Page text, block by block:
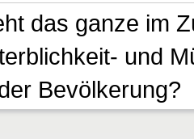
das ganze im
und
Bevölkerung?